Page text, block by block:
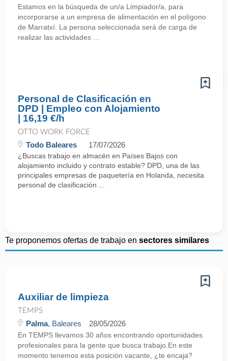
Estamos en la búsqueda de un/a Limpiador/a, para
incorporarse a un empresa de alimentación en el polígono
de Marratxí. La persona seleccionada será de carga de
realizar las actividades ...
Personal de Clasificación en
DPD | Empleo con Alojamiento
| 16,19 €/h
OTTO WORK FORCE
Todo Baleares 17/07/2026
¿Buscas trabajo en almacén en Países Bajos con
alojamiento incluido y contrato estable? DPD, una de las
principales empresas de paquetería en Holanda, necesita
personal de clasificación ...
Te proponemos ofertas de trabajo en sectores similares
Auxiliar de limpieza
TEMPS
Palma, Baleares 28/05/2026
En TEMPS llevamos 30 años encontrando oportunidades
profesionales para la gente que busca trabajo.En este
momento tenemos esta posición vacante, ¿te encaja?